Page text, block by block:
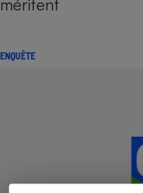
méritent
ENQUÊTE